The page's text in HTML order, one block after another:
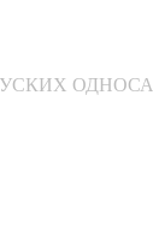
ОДНОСА